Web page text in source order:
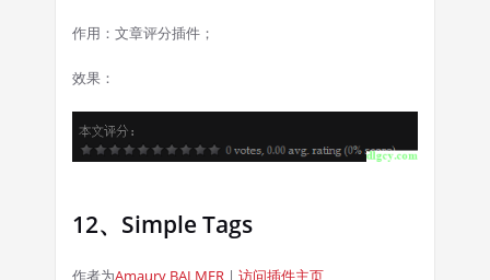
作用：文章评分插件；
效果：
12、Simple Tags